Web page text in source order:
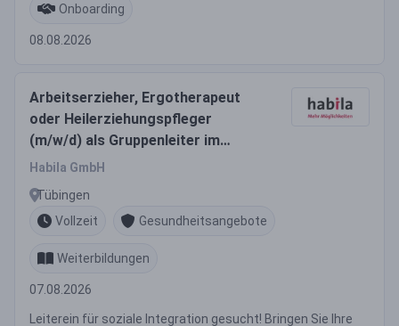
Onboarding
08.08.2026
Arbeitserzieher, Ergotherapeut
oder Heilerziehungspfleger
(m/w/d) als Gruppenleiter im
Förderbereich WfbM
Habila GmbH
Tübingen
Vollzeit
Gesundheitsangebote
Weiterbildungen
07.08.2026
Leiterein für soziale Integration gesucht! Bringen Sie Ihre